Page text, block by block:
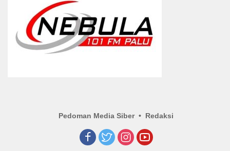
Pedoman Media Siber Redaksi